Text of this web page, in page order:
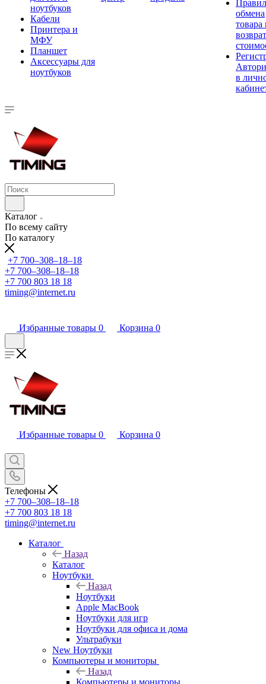
ноутбуков
Кабели
Принтера и
МФУ
Планшет
Аксессуары для
ноутбуков
обмена
товара
в
Каталог
По всему сайту
По каталогу
+7 700‒308‒18‒18
+7 700‒308‒18‒18
+7 700 803 18 18
timing@internet.ru
Избранные товары 0 Корзина 0
Избранные товары 0 Корзина 0
Телефоны
+7 700‒308‒18‒18
+7 700 803 18 18
timing@internet.ru
Каталог
Назад
Каталог
Ноутбуки
Назад
Ноутбуки
Apple MacBook
Ноутбуки для игр
Ноутбуки для офиса и дома
Ультрабуки
New Ноутбуки
Компьютеры и мониторы
Назад
Компьютеры и мониторы